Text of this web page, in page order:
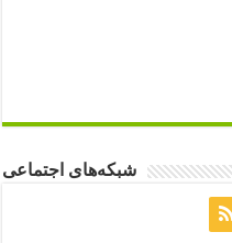
شبکه‌های اجتماعی